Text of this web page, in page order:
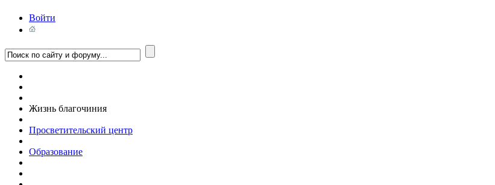
Войти
Жизнь благочиния
Просветительский центр
Образование